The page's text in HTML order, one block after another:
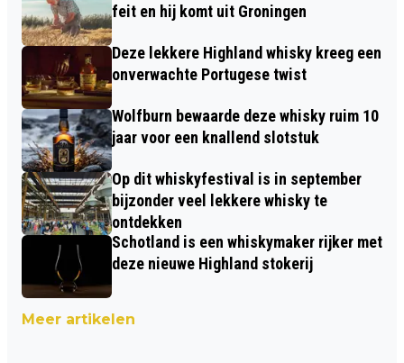
feit en hij komt uit Groningen
Deze lekkere Highland whisky kreeg een
onverwachte Portugese twist
Wolfburn bewaarde deze whisky ruim 10
jaar voor een knallend slotstuk
Op dit whiskyfestival is in september
bijzonder veel lekkere whisky te
ontdekken
Schotland is een whiskymaker rijker met
deze nieuwe Highland stokerij
Meer artikelen